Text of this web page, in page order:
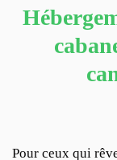
Pour ceux qui